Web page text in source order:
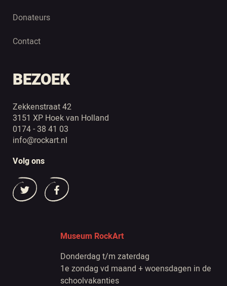
Donateurs
Contact
BEZOEK
Zekkenstraat 42
3151 XP Hoek van Holland
0174 - 38 41 03
info@rockart.nl
Volg ons
Museum RockArt
Donderdag t/m zaterdag
1e zondag vd maand + woensdagen in de
schoolvakanties